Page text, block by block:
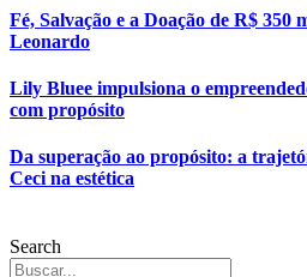
Fé, Salvação e a Doação de R$ 350
Leonardo
Lily Bluee impulsiona o
com propósito
Da superação ao propósito: a
Ceci na estética
Search